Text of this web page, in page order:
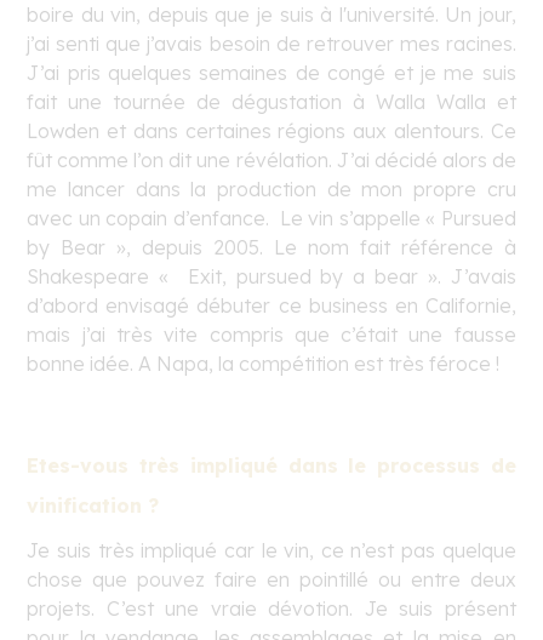
boire du vin, depuis que je suis à l'université. Un jour,
j’ai senti que j’avais besoin de retrouver mes racines.
J’ai pris quelques semaines de congé et je me suis
fait une tournée de dégustation à Walla Walla et
Lowden et dans certaines régions aux alentours. Ce
fût comme l’on dit une révélation. J’ai décidé alors de
me lancer dans la production de mon propre cru
avec un copain d’enfance. Le vin s’appelle « Pursued
by Bear », depuis 2005. Le nom fait référence à
Shakespeare « Exit, pursued by a bear ». J’avais
d’abord envisagé débuter ce business en Californie,
mais j’ai très vite compris que c’était une fausse
bonne idée. A Napa, la compétition est très féroce !
Etes-vous très impliqué dans le processus de
vinification ?
Je suis très impliqué car le vin, ce n’est pas quelque
chose que pouvez faire en pointillé ou entre deux
projets. C’est une vraie dévotion. Je suis présent